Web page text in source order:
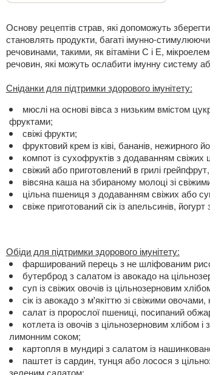
Основу рецептів страв, які допоможуть
становлять продукти, багаті імунно-
речовинами, такими, як вітаміни С і Е,
речовин, які можуть ослабити імунну систему
Сніданки для підтримки здорового імунітету:
мюслі на основі вівса з низьким вмістом
фруктами;
свіжі фрукти;
фруктовий крем із ківі, бананів, нежирного
компот із сухофруктів з додаванням свіжих
свіжий або приготовлений в грилі
вівсяна каша на збираному молоці зі
цільна пшениця з додаванням свіжих або
свіже приготований сік із апельсинів,
Обіди для підтримки здорового імунітету:
фарширований перець з не шліфованим
бутерброд з салатом із авокадо на
суп із свіжих овочів із цільнозерновим
сік із авокадо з м'якіттю зі свіжими
салат із пророслої пшениці, посипаний
котлета із овочів з цільнозерновим хлібом
лимонним соком;
картопля в мундирі з салатом із
паштет із сардин, тунця або лосося з
зеленим салатом;